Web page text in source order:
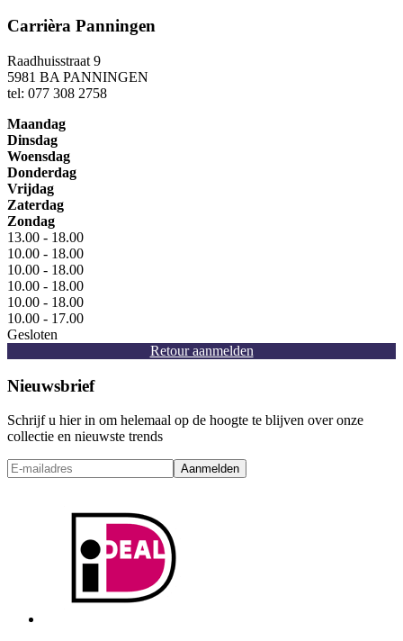
Carrièra Panningen
Raadhuisstraat 9
5981 BA PANNINGEN
tel: 077 308 2758
Maandag
Dinsdag
Woensdag
Donderdag
Vrijdag
Zaterdag
Zondag
13.00 - 18.00
10.00 - 18.00
10.00 - 18.00
10.00 - 18.00
10.00 - 18.00
10.00 - 17.00
Gesloten
Retour aanmelden
Nieuwsbrief
Schrijf u hier in om helemaal op de hoogte te blijven over onze
collectie en nieuwste trends
Aanmelden